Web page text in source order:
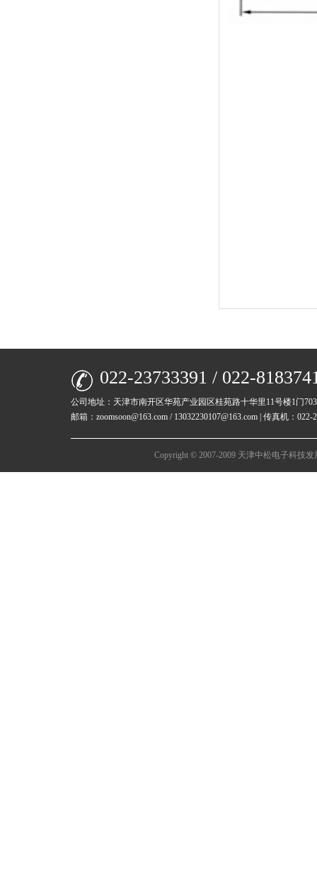
022-23733391 / 022-
公司地址：天津市南开区华苑产业园区桂苑路十华里11号楼1门
邮箱：zoomsoon@163.com / 13032230107@163.com | 传真机：
Copyright © 2007-2009 天津中松电子科